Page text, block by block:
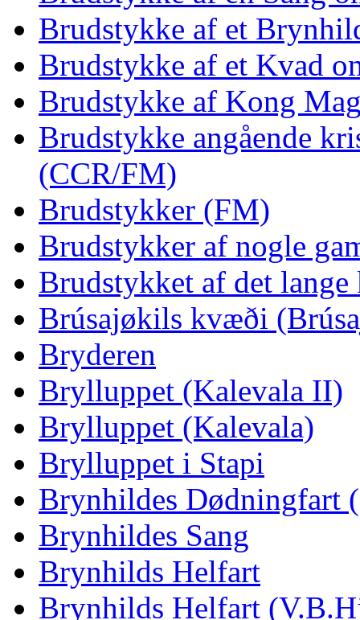
Brudstykke af et
Brudstykke af et Kvad
Brudstykke af Kong
Brudstykke angående
(CCR/FM)
Brudstykker (FM)
Brudstykker af nogle
Brudstykket af det
Brúsajøkils kvæði
Bryderen
Brylluppet (Kalevala II)
Brylluppet (Kalevala)
Brylluppet i Stapi
Brynhildes Dødningfart
Brynhildes Sang
Brynhilds Helfart
Brynhilds Helfart